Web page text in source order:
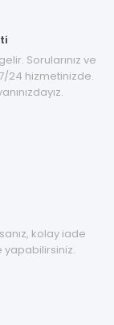
Sorularınız ve
24 hizmetinizde.
kolay iade
yapabilirsiniz.